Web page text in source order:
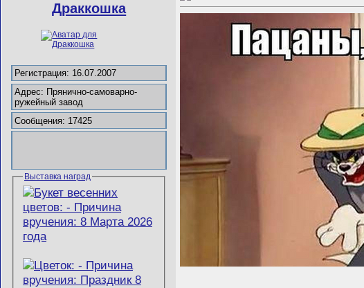
Драккошка
Регистрация: 16.07.2007
Адрес: Прянично-самоварно-
ружейный завод
Сообщения: 17425
Выставка наград